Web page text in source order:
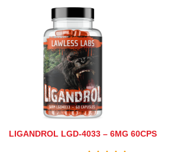
LIGANDROL LGD-4033 – 6MG 60CPS